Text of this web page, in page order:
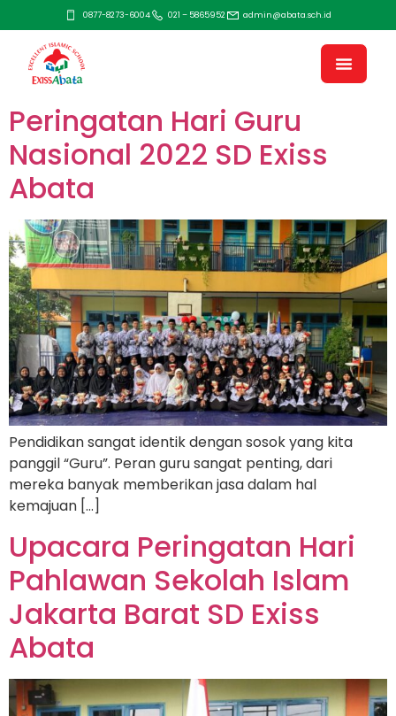
0877-8273-6004 021 – 5865952 admin@abata.sch.id
Peringatan Hari Guru
Nasional 2022 SD Exiss
Abata
Pendidikan sangat identik dengan sosok yang kita
panggil “Guru”. Peran guru sangat penting, dari
mereka banyak memberikan jasa dalam hal
kemajuan […]
Upacara Peringatan Hari
Pahlawan Sekolah Islam
Jakarta Barat SD Exiss
Abata